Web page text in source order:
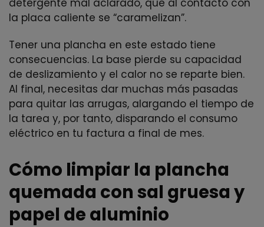
la placa caliente se “caramelizan”.
Tener una plancha en este estado tiene
consecuencias. La base pierde su capacidad
de deslizamiento y el calor no se reparte bien.
Al final, necesitas dar muchas más pasadas
para quitar las arrugas, alargando el tiempo de
la tarea y, por tanto, disparando el consumo
eléctrico en tu factura a final de mes.
Cómo limpiar la plancha
quemada con sal gruesa y
papel de aluminio